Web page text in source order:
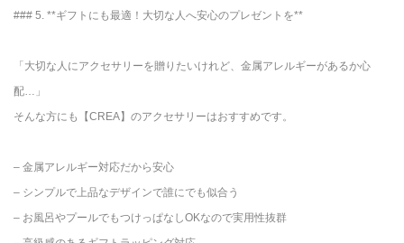
### 5. **ギフトにも最適！大切な人へ安心のプレゼントを**
「大切な人にアクセサリーを贈りたいけれど、金属アレルギーがあるか心
配…」
そんな方にも【CREA】のアクセサリーはおすすめです。
– 金属アレルギー対応だから安心
– シンプルで上品なデザインで誰にでも似合う
– お風呂やプールでもつけっぱなしOKなので実用性抜群